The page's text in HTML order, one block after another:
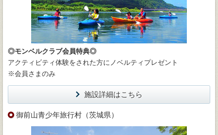
◎モンベルクラブ会員特典◎
アクティビティ体験をされた方にノベルティプレゼント
※会員さまのみ
施設詳細はこちら
御前山青少年旅行村（茨城県）